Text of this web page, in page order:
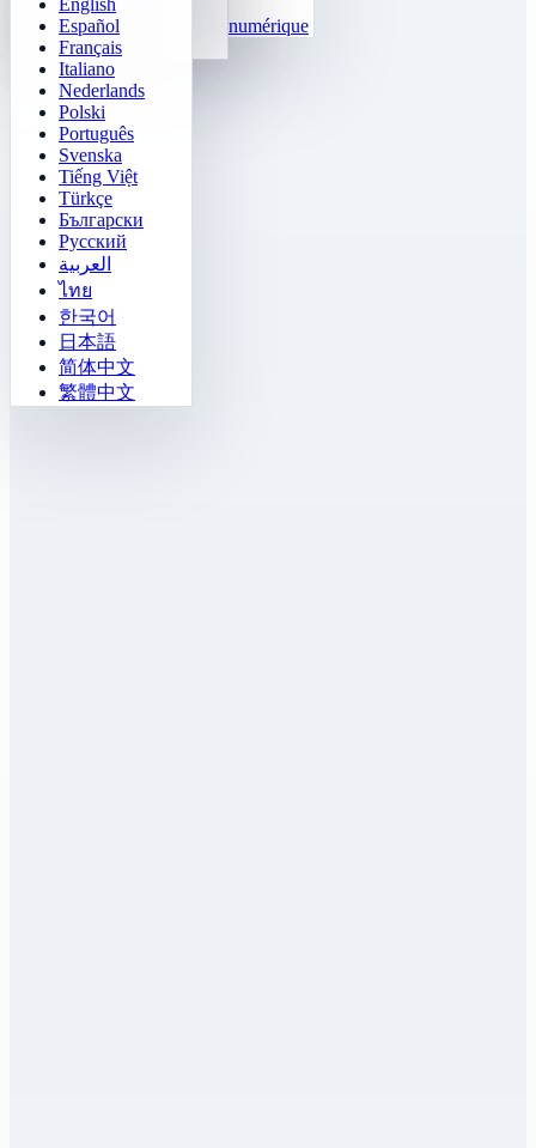
Fonctions
Compléter la suite numérique
Tetris
Démineur
Gomoku
English
Español
Français
Italiano
Nederlands
Polski
Português
Svenska
Tiếng Việt
Türkçe
Български
Русский
العربية
ไทย
한국어
日本語
简体中文
繁體中文